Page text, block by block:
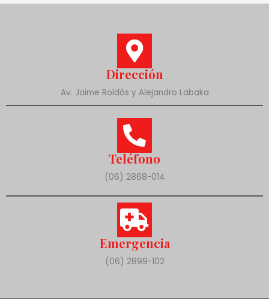
Dirección
Av. Jaime Roldós y Alejandro Labaka
Teléfono
(06) 2868-014
Emergencia
(06) 2899-102